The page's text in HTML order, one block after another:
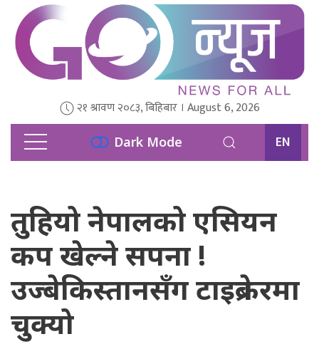
२१ श्रावण २०८३, बिहिबार । August 6, 2026
Dark Mode EN
तुहियो नेपालको एसियन
कप खेल्ने सपना !
उज्बेकिस्तानसँग टाइब्रेकरमा
चुक्यो